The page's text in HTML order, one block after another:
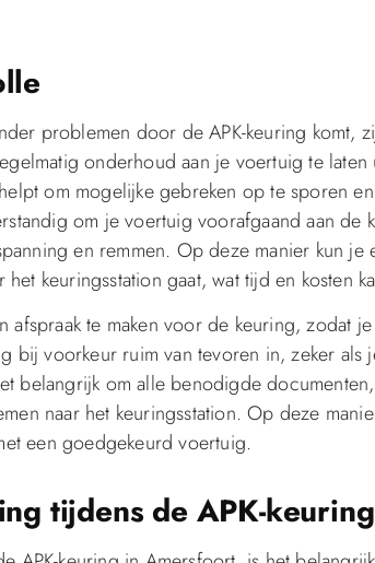
problemen door de APK-keuring komt,
onderhoud aan je voertuig te
om mogelijke gebreken op te sporen
om je voertuig voorafgaand aan
en remmen. Op deze manier kun je
keuringsstation gaat, wat tijd en kosten
afspraak te maken voor de keuring, zodat
bij voorkeur ruim van tevoren in, zeker
belangrijk om alle benodigde
naar het keuringsstation. Op deze
een goedgekeurd voertuig.
tijdens de APK-keuring